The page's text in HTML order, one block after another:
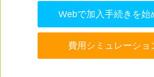
Webで加入手続きを始
費用シミュレーショ